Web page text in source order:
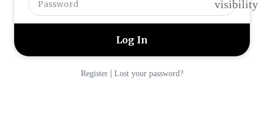
visibility
Register | Lost your password?